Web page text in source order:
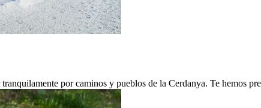
por caminos y pueblos de la Cerdanya. Te hemos